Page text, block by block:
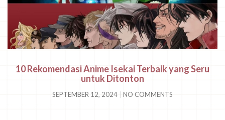
10 Rekomendasi Anime Isekai Terbaik yang Seru
untuk Ditonton
SEPTEMBER 12, 2024 NO COMMENTS